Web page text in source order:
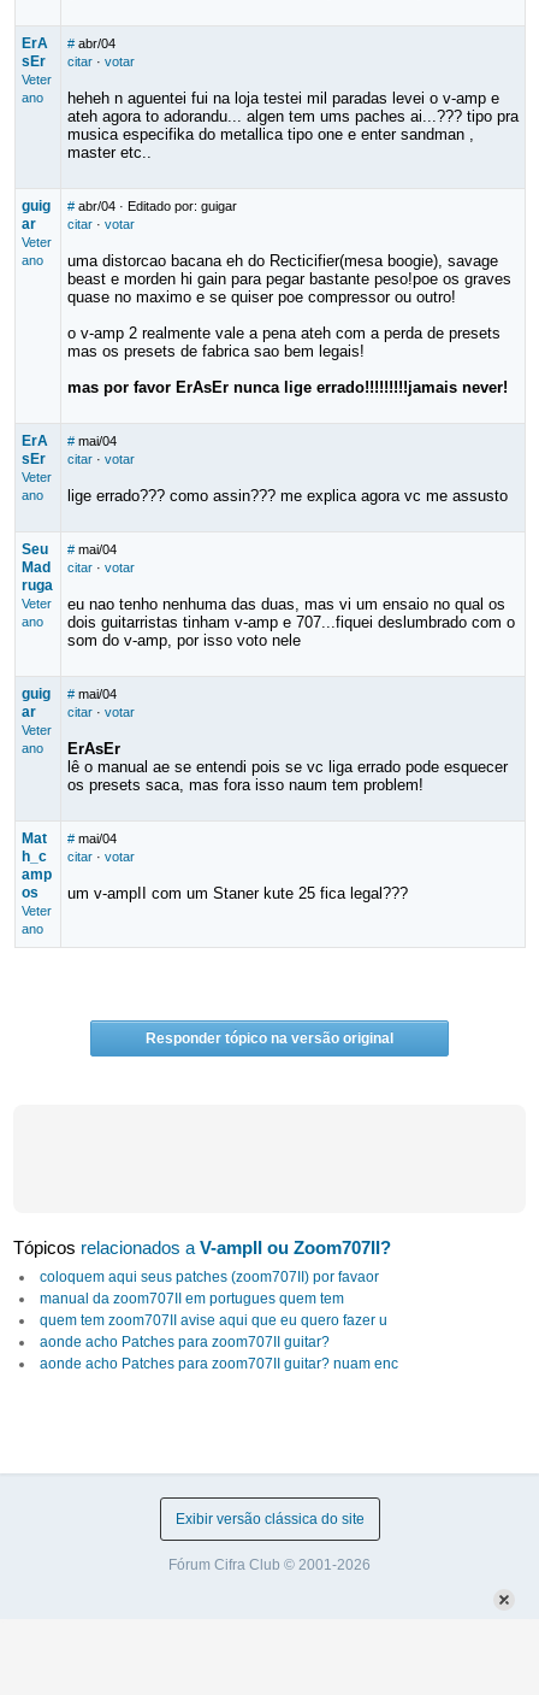
ErA
sEr
Veter
ano
# abr/04
citar· votar
heheh n aguentei fui na loja testei mil paradas levei o v-amp e
ateh agora to adorandu... algen tem ums paches ai...??? tipo pra
musica especifika do metallica tipo one e enter sandman ,
master etc..
guig
ar
Veter
ano
# abr/04· Editado por: guigar
citar· votar
uma distorcao bacana eh do Recticifier(mesa boogie), savage
beast e morden hi gain para pegar bastante peso!poe os graves
quase no maximo e se quiser poe compressor ou outro!
o v-amp 2 realmente vale a pena ateh com a perda de presets
mas os presets de fabrica sao bem legais!
mas por favor ErAsEr nunca lige errado!!!!!!!!!jamais never!
ErA
sEr
Veter
ano
# mai/04
citar· votar
lige errado??? como assin??? me explica agora vc me assusto
Seu
Mad
ruga
Veter
ano
# mai/04
citar· votar
eu nao tenho nenhuma das duas, mas vi um ensaio no qual os
dois guitarristas tinham v-amp e 707...fiquei deslumbrado com o
som do v-amp, por isso voto nele
guig
ar
Veter
ano
# mai/04
citar· votar
ErAsEr
lê o manual ae se entendi pois se vc liga errado pode esquecer
os presets saca, mas fora isso naum tem problem!
Mat
h_c
amp
os
Veter
ano
# mai/04
citar· votar
um v-ampII com um Staner kute 25 fica legal???
Responder tópico na versão original
Tópicos relacionados aV-ampII ou Zoom707II?
coloquem aqui seus patches (zoom707II) por favaor
manual da zoom707II em portugues quem tem
quem tem zoom707II avise aqui que eu quero fazer u
aonde acho Patches para zoom707II guitar?
aonde acho Patches para zoom707II guitar? nuam enc
Exibir versão clássica do site
Fórum Cifra Club © 2001-2026